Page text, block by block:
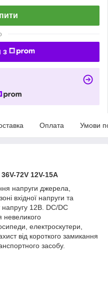
з
Оплата Умови
72V 12V-15A
напруги джерела,
вхідної напруги та
напругу 12В. DC/DC
невеликого
електроскутери,
від короткого замикання
засобу.